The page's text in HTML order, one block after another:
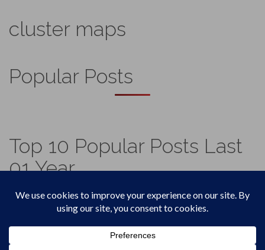
cluster maps
Popular Posts
Top 10 Popular Posts Last
01 Year
Footer
Menu
Top Home
Vadicjagat.Theme by